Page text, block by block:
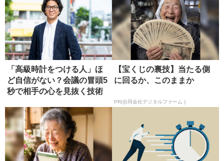
「高級時計をつける人」ほ
ど自信がない？会議の冒頭5
秒で相手の心を見抜く技術
【宝くじの裏技】当たる側
に回るか、このままか
PR(合同会社デジタルファーム )